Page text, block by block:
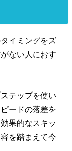
イミングをズ
ない人におす
テップを使い
ードの落差を
果的なスキッ
を踏まえて今